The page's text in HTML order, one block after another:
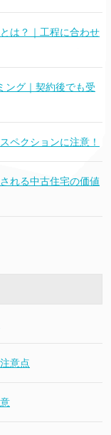
は？｜工程に合わせ
ング｜契約後でも受
ペクションに注意！
れる中古住宅の価値
意点